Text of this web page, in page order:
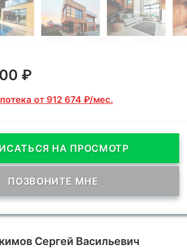
₽
от 912 674 ₽/мес.
НА ПРОСМОТР
ПОЗВОНИТЕ МНЕ
Сергей Васильевич